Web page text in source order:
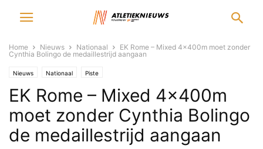
Home Nieuws Nationaal
EK Rome – Mixed 4x400m moet zonder
Cynthia Bolingo de medaillestrijd aangaan
Nieuws Nationaal Piste
EK Rome – Mixed 4x400m
moet zonder Cynthia Bolingo
de medaillestrijd aangaan